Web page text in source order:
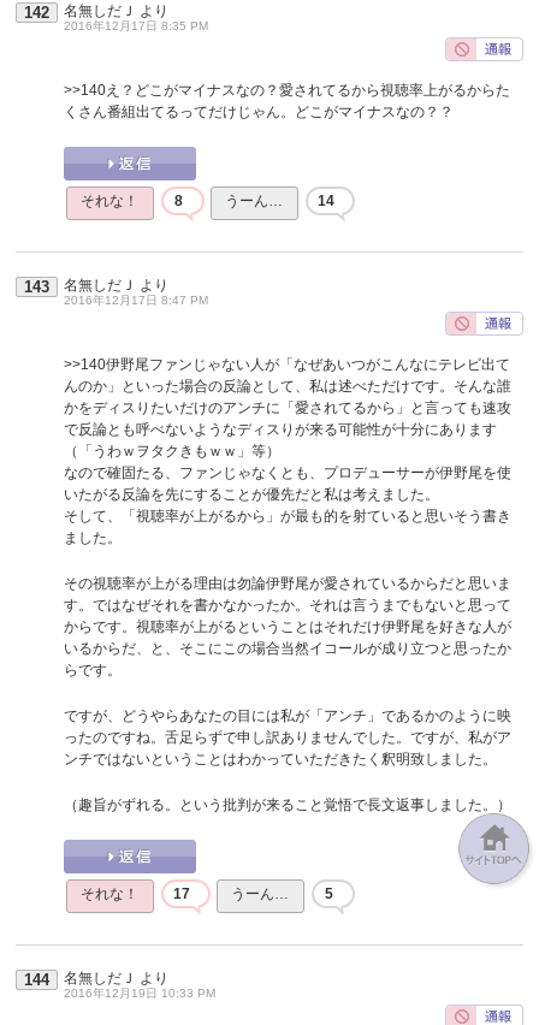
142 名無しだＪ より
2016年12月17日 8:35 PM
>>140え？どこがマイナスなの？愛されてるから視聴率上がるからた
くさん番組出てるってだけじゃん。どこがマイナスなの？？
それな！ 8 うーん… 14
143 名無しだＪ より
2016年12月17日 8:47 PM
>>140伊野尾ファンじゃない人が「なぜあいつがこんなにテレビ出て
んのか」といった場合の反論として、私は述べただけです。そんな誰
かをディスりたいだけのアンチに「愛されてるから」と言っても速攻
で反論とも呼べないようなディスりが来る可能性が十分にあります
（「うわｗヲタクきもｗｗ」等）
なので確固たる、ファンじゃなくとも、プロデューサーが伊野尾を使
いたがる反論を先にすることが優先だと私は考えました。
そして、「視聴率が上がるから」が最も的を射ていると思いそう書き
ました。
その視聴率が上がる理由は勿論伊野尾が愛されているからだと思いま
す。ではなぜそれを書かなかったか。それは言うまでもないと思って
からです。視聴率が上がるということはそれだけ伊野尾を好きな人が
いるからだ、と、そこにこの場合当然イコールが成り立つと思ったか
らです。
ですが、どうやらあなたの目には私が「アンチ」であるかのように映
ったのですね。舌足らずで申し訳ありませんでした。ですが、私がア
ンチではないということはわかっていただきたく釈明致しました。
（趣旨がずれる。という批判が来ること覚悟で長文返事しました。）
それな！ 17 うーん… 5
144 名無しだＪ より
2016年12月19日 10:33 PM